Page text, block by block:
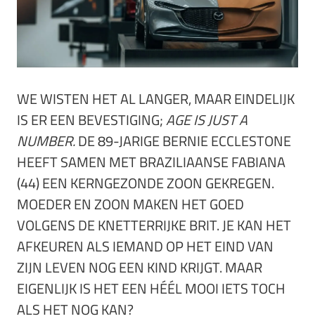
WE WISTEN HET AL LANGER, MAAR EINDELIJK
IS ER EEN BEVESTIGING;AGE IS JUST A
NUMBER.DE 89-JARIGE BERNIE ECCLESTONE
HEEFT SAMEN MET BRAZILIAANSE FABIANA
(44) EEN KERNGEZONDE ZOON GEKREGEN.
MOEDER EN ZOON MAKEN HET GOED
VOLGENS DE KNETTERRIJKE BRIT. JE KAN HET
AFKEUREN ALS IEMAND OP HET EIND VAN
ZIJN LEVEN NOG EEN KIND KRIJGT. MAAR
EIGENLIJK IS HET EEN HÉÉL MOOI IETS TOCH
ALS HET NOG KAN?